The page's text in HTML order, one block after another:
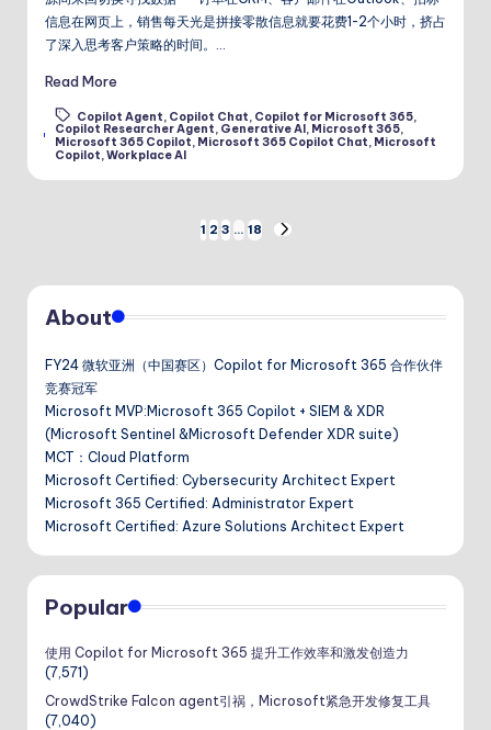
信息在网页上，销售每天光是拼接零散信息就要花费1-2个小时，挤占
了深入思考客户策略的时间。…
Read More
Tags:
Copilot Agent Copilot Chat Copilot for Microsoft 365
Copilot Researcher Agent, Generative AI , Microsoft 365,
Microsoft 365 Copilot, Microsoft 365 Copilot Chat, Microsoft
Copilot,Workplace AI
章
分
页
1 2 3 … 18
NEXT
About
FY24 微软亚洲（中国赛区）Copilot for Microsoft 365 合作伙伴
竞赛冠军
Microsoft MVP:Microsoft 365 Copilot + SIEM & XDR
(Microsoft Sentinel &Microsoft Defender XDR suite)
MCT：Cloud Platform
Microsoft Certified: Cybersecurity Architect Expert
Microsoft 365 Certified: Administrator Expert
Microsoft Certified: Azure Solutions Architect Expert
Popular
使用 Copilot for Microsoft 365 提升工作效率和激发创造力
(7,571)
CrowdStrike Falcon agent引祸，Microsoft紧急开发修复工具
(7,040)